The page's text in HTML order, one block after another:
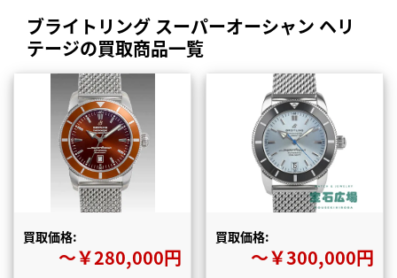
ブライトリング スーパーオーシャン ヘリ
テージの買取商品一覧
買取価格:
〜￥280,000円
買取価格:
〜￥300,000円